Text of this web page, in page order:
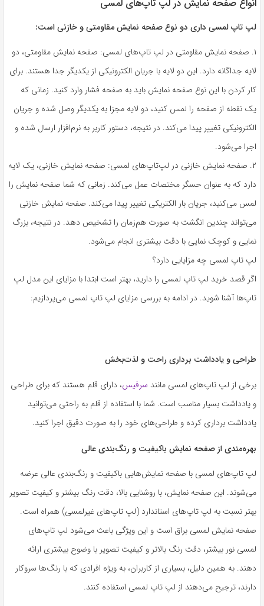
انواع صفحه نمایش در لپ‌ تاپ‌های لمسی
لپ تاپ لمسی داری دو نوع صفحه نمایش مقاومتی و خازنی است:
۱. صفحه نمایش مقاومتی در لپ ‌تاپ‌های لمسی: صفحه نمایش مقاومتی، دو
لایه جداگانه دارد. این دو لایه با جریان الکترونیکی از یکدیگر جدا هستند. برای
کار کردن با این نوع صفحه نمایش باید به صفحه فشار وارد کنید. زمانی که
یک نقطه از صفحه را لمس کنید، دو لایه مجزا به یکدیگر وصل شده و جریان
الکترونیکی تغییر پیدا می‌کند. در نتیجه، دستور کاربر به نرم‌افزار ارسال شده و
اجرا می‌شود.
۲. صفحه نمایش خازنی در لپ‌تاپ‌های لمسی: صفحه نمایش خازنی، یک لایه
دارد که به عنوان حسگر مختصات عمل می‌کند. زمانی که شما صفحه نمایش را
لمس می‌کنید، جریان بار الکتریکی تغییر پیدا می‌کند. صفحه نمایش خازنی
می‌تواند چندین انگشت به صورت هم‌زمان را تشخیص دهد. در نتیجه، بزرگ
نمایی و کوچک نمایی با دقت بیشتری انجام می‌شود.
لپ تاپ لمسی چه مزایایی دارد؟
اگر قصد خرید لپ تاپ لمسی را دارید، بهتر است ابتدا با مزایای این مدل لپ
تاپ‌ها آشنا شوید. در ادامه به بررسی مزایای لپ تاپ لمسی می‌پردازیم:
طراحی و یادداشت برداری راحت و لذت‌بخش
برخی از لپ ‌تاپ‌های لمسی مانند سرفیس، دارای قلم هستند که برای طراحی
و یادداشت بسیار مناسب است. شما با استفاده از قلم به راحتی می‌توانید
یادداشت برداری کرده و طراحی‌های خود را به صورت دقیق اجرا کنید.
بهره‌مندی از صفحه نمایش باکیفیت و رنگ‌بندی عالی
لپ ‌تاپ‌های لمسی با صفحه ‌نمایش‌هایی باکیفیت و رنگ‌بندی عالی عرضه
می‌شوند. این صفحه نمایش، با روشنایی بالا، دقت رنگ بیشتر و کیفیت تصویر
بهتر نسبت به لپ‌ تاپ‌های استاندارد (لپ ‌تاپ‌های غیرلمسی) همراه است.
صفحه نمایش لمسی براق است و این ویژگی باعث می‌شود لپ تاپ‌های
لمسی نور بیشتر، دقت رنگ بالاتر و کیفیت تصویر با وضوح بیشتری ارائه
دهند. به همین دلیل، بسیاری از کاربران، به ویژه افرادی که با رنگ‌ها سروکار
دارند، ترجیح می‌دهند از لپ تاپ لمسی استفاده کنند.